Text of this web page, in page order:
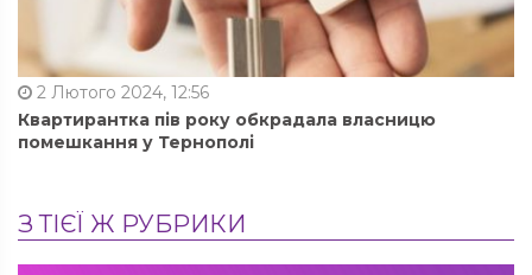
2 Лютого 2024, 12:56
Квартирантка пів року обкрадала власницю
помешкання у Тернополі
З ТІЄЇ Ж РУБРИКИ